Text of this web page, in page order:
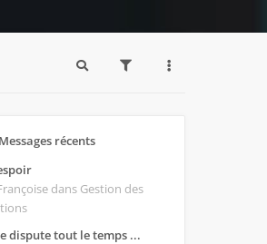
Messages récents
dans Gestion des
dispute tout le temps ...